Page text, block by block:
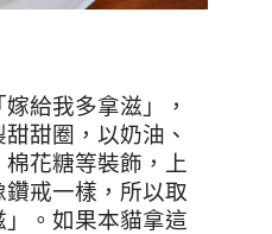
給我多拿滋」，
甜圈，以奶油、
花糖等裝飾，上
戒一樣，所以取
。如果本貓拿這